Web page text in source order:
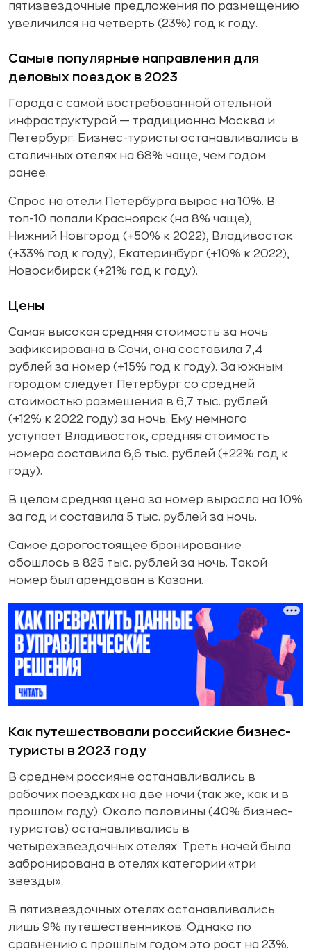
пятизвездочные предложения по размещению
увеличился на четверть (23%) год к году.
Самые популярные направления для
деловых поездок в 2023
Города с самой востребованной отельной
инфраструктурой — традиционно Москва и
Петербург. Бизнес-туристы останавливались в
столичных отелях на 68% чаще, чем годом
ранее.
Спрос на отели Петербурга вырос на 10%. В
топ-10 попали Красноярск (на 8% чаще),
Нижний Новгород (+50% к 2022), Владивосток
(+33% год к году), Екатеринбург (+10% к 2022),
Новосибирск (+21% год к году).
Цены
Самая высокая средняя стоимость за ночь
зафиксирована в Сочи, она составила 7,4
рублей за номер (+15% год к году). За южным
городом следует Петербург со средней
стоимостью размещения в 6,7 тыс. рублей
(+12% к 2022 году) за ночь. Ему немного
уступает Владивосток, средняя стоимость
номера составила 6,6 тыс. рублей (+22% год к
году).
В целом средняя цена за номер выросла на 10%
за год и составила 5 тыс. рублей за ночь.
Самое дорогостоящее бронирование
обошлось в 825 тыс. рублей за ночь. Такой
номер был арендован в Казани.
Как путешествовали российские бизнес-
туристы в 2023 году
В среднем россияне останавливались в
рабочих поездках на две ночи (так же, как и в
прошлом году). Около половины (40% бизнес-
туристов) останавливались в
четырехзвездочных отелях. Треть ночей была
забронирована в отелях категории «три
звезды».
В пятизвездочных отелях останавливались
лишь 9% путешественников. Однако по
сравнению с прошлым годом это рост на 23%.